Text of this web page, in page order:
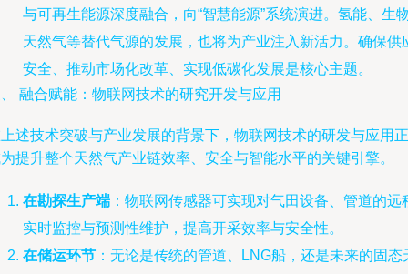
与可再生能源深度融合，向“智慧能源”系统演进。氢能、生
天然气等替代气源的发展，也将为产业注入新活力。确保供
安全、推动市场化改革、实现低碳化发展是核心主题。
融合赋能：物联网技术的研究开发与应用
述技术突破与产业发展的背景下，物联网技术的研发与应用正
提升整个天然气产业链效率、安全与智能水平的关键引擎。
在勘探生产端 ：物联网传感器可实现对气田设备、管道的远
实时监控与预测性维护，提高开采效率与安全性。
在储运环节 ：无论是传统的管道、LNG船，还是未来的固态